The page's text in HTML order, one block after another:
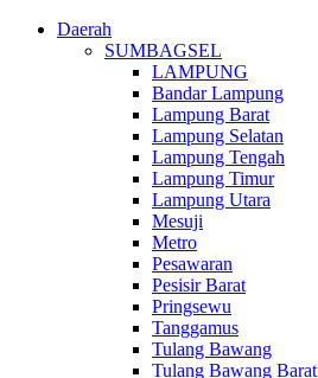
Daerah
SUMBAGSEL
LAMPUNG
Bandar Lampung
Lampung Barat
Lampung Selatan
Lampung Tengah
Lampung Timur
Lampung Utara
Mesuji
Metro
Pesawaran
Pesisir Barat
Pringsewu
Tanggamus
Tulang Bawang
Tulang Bawang Barat